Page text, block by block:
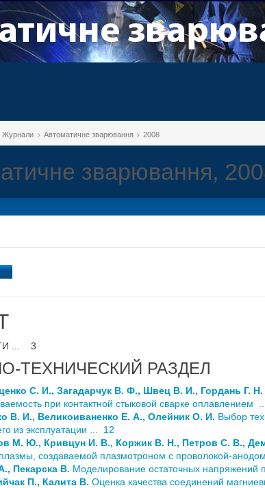
Журнали Автоматичне зварювання 2008
зварювання,
... 3
ТЕХНИЧЕСКИЙ РАЗДЕЛ
С. И., Загадарчук В. Ф., Швец В. И., Гордань Г. Н.
при контактной стыковой сварке
В. И., Великоиваненко Е. А., Олейник О. И. Выбор
из эксплуатации ... 12
М. Ю., Кривцун И. В., Коржик В. Н., Петров С. В.,
создаваемой плазмотроном с проволокой-
Пекарска В. Моделирование остаточных напряжений
П., Калита В. Оценка качества соединений